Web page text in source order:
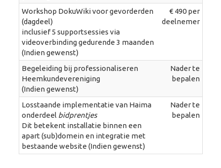
Workshop DokuWiki voor gevorderden
(dagdeel)
inclusief 5 supportsessies via
videoverbinding gedurende 3 maanden
(Indien gewenst)
€ 490 per
deelnemer
Begeleiding bij professionaliseren
Heemkundevereniging
(Indien gewenst)
Nader te
bepalen
Losstaande implementatie van Haima
onderdeel bidprentjes
Dit betekent installatie binnen een
apart (sub)domein en integratie met
bestaande website (Indien gewenst)
Nader te
bepalen